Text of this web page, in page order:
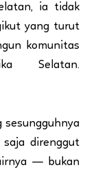
ia tidak
yang turut
komunitas
Selatan.
sesungguhnya
direnggut
— bukan